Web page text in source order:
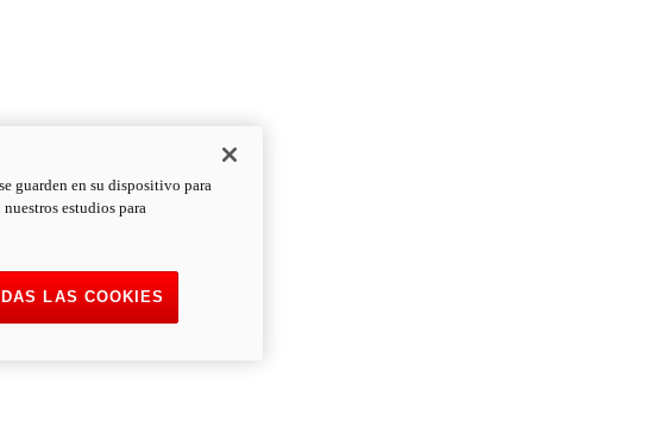
guarden en su dispositivo para
estudios para
LAS COOKIES